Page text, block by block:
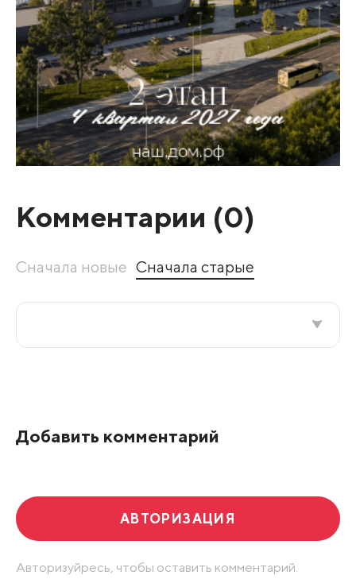
Комментарии (0)
Сначала новые Сначала старые
Добавить комментарий
АВТОРИЗАЦИЯ
Авторизуйресь, чтобы оставить комментарий.